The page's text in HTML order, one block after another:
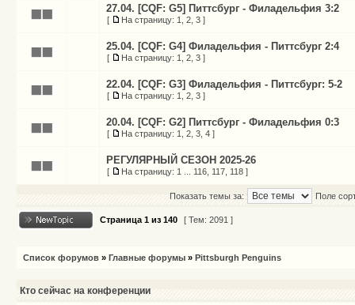
27.04. [CQF: G5] Питтсбург - Филадельфия 3:2
[ На страницу: 1 2 3 ]
25.04. [CQF: G4] Филадельфия - Питтсбург 2:4
[ На страницу: 1 2 3 ]
22.04. [CQF: G3] Филадельфия - Питтсбург: 5-2
[ На страницу: 1 2 3 ]
20.04. [CQF: G2] Питтсбург - Филадельфия 0:3
[ На страницу: 1 2 3 4 ]
РЕГУЛЯРНЫЙ СЕЗОН 2025-26
[ На страницу: 1 116 117 118 ]
Показать темы за: Поле
Страница 1 из 140 [ Тем: 2091 ]
Список форумов » Главные форумы » Pittsburgh Penguins
Кто сейчас на конференции